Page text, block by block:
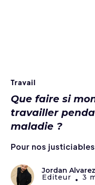
Travail
Que faire si
travailler
maladie ?
Pour nos
Jordan Alvarez
Editeur • 3